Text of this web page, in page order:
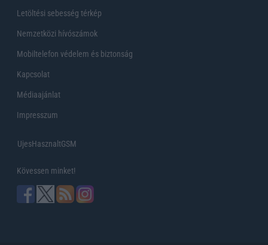
Letöltési sebesség térkép
Nemzetközi hívószámok
Mobiltelefon védelem és biztonság
Kapcsolat
Médiaajánlat
Impresszum
UjesHasznaltGSM
Kövessen minket!